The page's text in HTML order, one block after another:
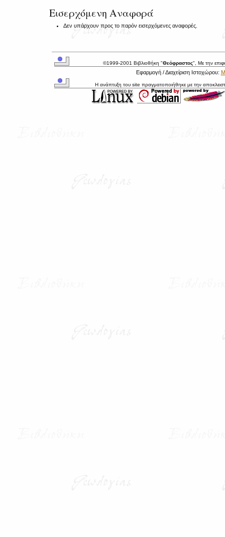
Εισερχόμενη Αναφορά
Δεν υπάρχουν προς το παρόν εισερχόμενες αναφορές.
©1999-2001 Βιβλιοθήκη "Θεόφραστος", Με την
Εφαρμογή / Διαχείριση Ιστοχώρου:
Η ανάπτυξη του site πραγματοποιήθηκε με την